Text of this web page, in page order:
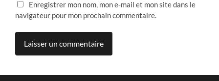
Enregistrer mon nom, mon e-mail et mon site dans le
navigateur pour mon prochain commentaire.